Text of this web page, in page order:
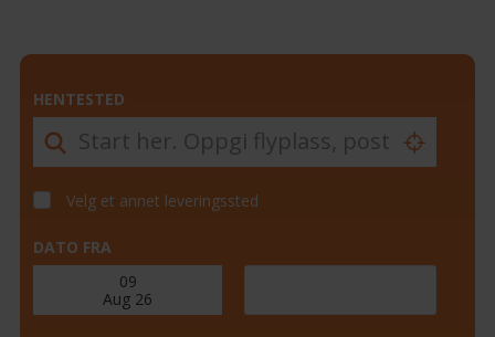
HENTESTED
Velg et annet leveringssted
DATO FRA